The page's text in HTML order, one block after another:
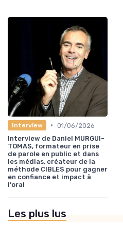
Interview • 01/06/2026
Interview de Daniel MURGUI-
TOMAS, formateur en prise
de parole en public et dans
les médias, créateur de la
méthode CIBLES pour gagner
en confiance et impact à
l'oral
Les plus lus